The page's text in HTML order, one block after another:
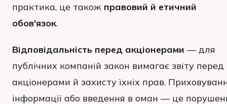
практика, це також правовий й етичний
обов'язок.
Відповідальність перед акціонерами — для
публічних компаній закон вимагає звіту перед
акціонерами й захисту їхніх прав.
інформації або введення в оман — це